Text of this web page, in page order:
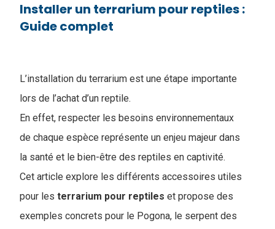
Installer un terrarium pour reptiles :
Guide complet
L’installation du terrarium est une étape importante
lors de l’achat d’un reptile.
En effet, respecter les besoins environnementaux
de chaque espèce représente un enjeu majeur dans
la santé et le bien-être des reptiles en captivité.
Cet article explore les différents accessoires utiles
pour les terrarium pour reptiles et propose des
exemples concrets pour le Pogona, le serpent des